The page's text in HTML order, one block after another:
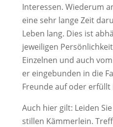
Interessen. Wiederum
eine sehr lange Zeit
Leben lang. Dies ist
jeweiligen
Einzelnen und auch
er eingebunden in die
Freunde auf oder erfüllt
Auch hier gilt: Leiden
stillen Kämmerlein.